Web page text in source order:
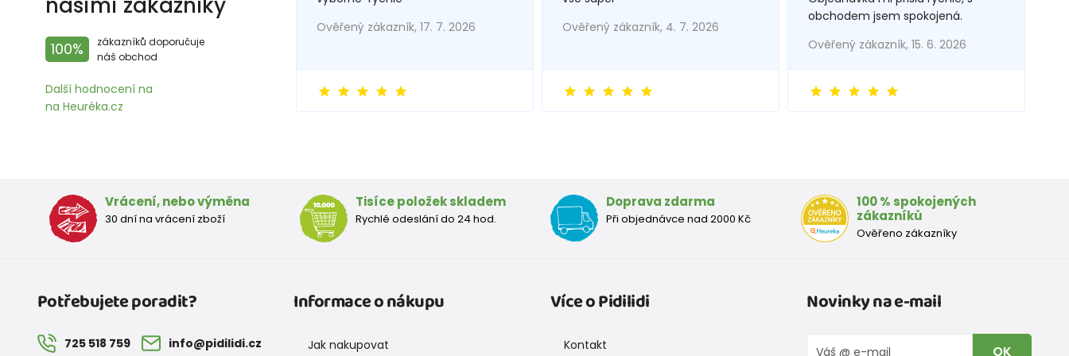
100%
zákazníků doporučuje
náš obchod
Další hodnocení na
na Heuréka.cz
Ověřený zákazník, 17. 7. 2026
Ověřený zákazník, 4. 7. 2026
obchodem jsem spokojená.
Ověřený zákazník, 15. 6. 2026
Vrácení, nebo výměna
30 dní na vrácení zboží
Tisíce položek skladem
Rychlé odeslání do 24 hod.
Doprava zdarma
Při objednávce nad 2000 Kč
100 % spokojených
zákazníků
Ověřeno zákazníky
Potřebujete poradit?
725 518 759 info@pidilidi.cz
Informace o nákupu
Jak nakupovat
Více o Pidilidi
Kontakt
Novinky na e-mail
OK